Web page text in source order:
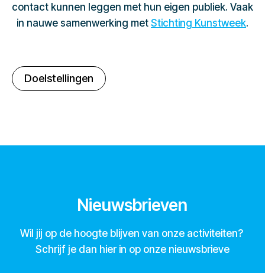
contact kunnen leggen met hun eigen publiek. Vaak
in nauwe samenwerking met Stichting Kunstweek.
Doelstellingen
Nieuwsbrieven
Wil jij op de hoogte blijven van onze activiteiten?
Schrijf je dan hier in op onze nieuwsbrieve